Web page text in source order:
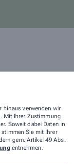
hinaus verwenden wir
Mit Ihrer Zustimmung
Soweit dabei Daten in
Sie mit Ihrer
gem. Artikel 49 Abs.
entnehmen.